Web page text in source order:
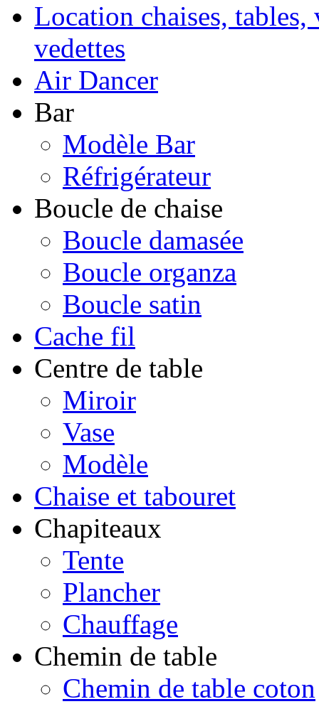
Location chaises,
vedettes
Air Dancer
Bar
Modèle Bar
Réfrigérateur
Boucle de chaise
Boucle damasée
Boucle organza
Boucle satin
Cache fil
Centre de table
Miroir
Vase
Modèle
Chaise et tabouret
Chapiteaux
Tente
Plancher
Chauffage
Chemin de table
Chemin de table coton